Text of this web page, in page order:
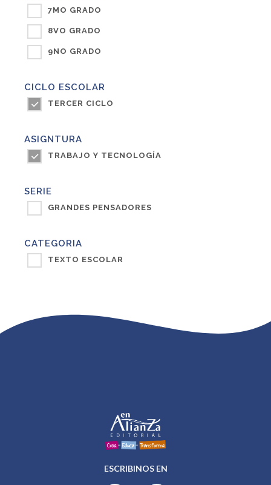
7MO GRADO
8VO GRADO
9NO GRADO
CICLO ESCOLAR
TERCER CICLO
ASIGNTURA
TRABAJO Y TECNOLOGÍA
SERIE
GRANDES PENSADORES
CATEGORIA
TEXTO ESCOLAR
ESCRIBINOS EN